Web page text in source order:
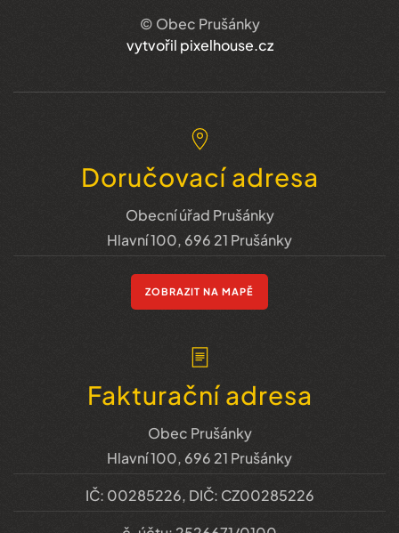
© Obec Prušánky
vytvořil pixelhouse.cz
Doručovací adresa
Obecní úřad Prušánky
Hlavní 100, 696 21 Prušánky
ZOBRAZIT NA MAPĚ
Fakturační adresa
Obec Prušánky
Hlavní 100, 696 21 Prušánky
IČ: 00285226, DIČ: CZ00285226